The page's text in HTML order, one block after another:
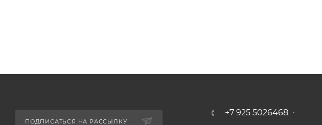
ПОДПИСАТЬСЯ НА РАССЫЛКУ
+7 925 5026468